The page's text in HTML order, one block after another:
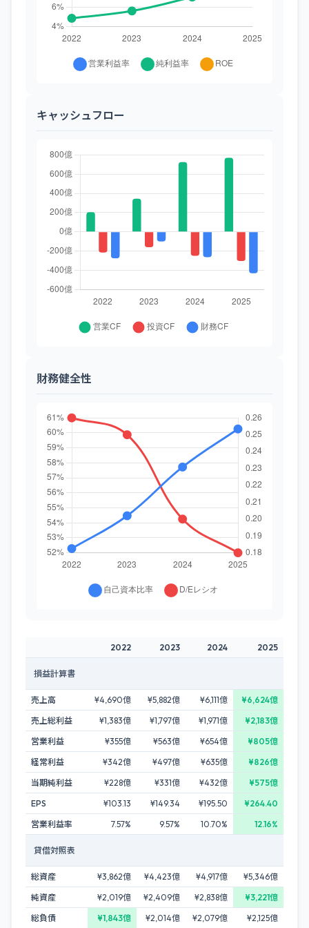
キャッシュフロー
財務健全性
2022 2023 2024 2025
損益計算書
売上高 ¥4,690億 ¥5,882億 ¥6,111億
¥6,624億
売上総利益
¥1,383億 ¥1,797億 ¥1,971億
¥2,183億
営業利益
¥355億 ¥563億 ¥654億
¥805億
経常利益
¥342億 ¥497億 ¥635億
¥826億
当期純利益
¥228億 ¥331億 ¥432億
¥575億
EPS
¥103.13 ¥149.34 ¥195.50
¥264.40
営業利益率
7.57% 9.57% 10.70% 12.16%
貸借対照表
総資産 ¥3,862億 ¥4,423億 ¥4,917億
¥5,346億
純資産
¥2,019億 ¥2,409億 ¥2,838億
¥3,221億
総負債
¥1,843億 ¥2,014億 ¥2,079億 ¥2,125億